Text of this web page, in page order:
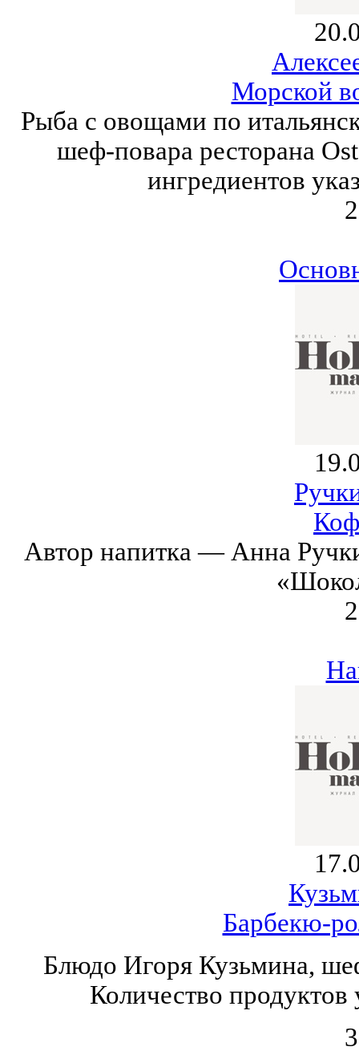
Морской
Рыба с овощами по
шеф-повара ресторана
ингредиентов
Автор напитка — Анна
Барбекю-
Блюдо Игоря Кузьмина,
Количество